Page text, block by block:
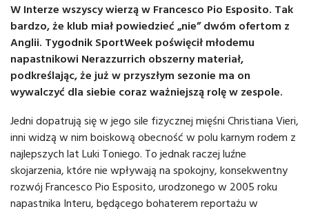
W Interze wszyscy wierzą w Francesco Pio Esposito. Tak
bardzo, że klub miał powiedzieć „nie” dwóm ofertom z
Anglii. Tygodnik SportWeek poświęcił młodemu
napastnikowi Nerazzurrich obszerny materiał,
podkreślając, że już w przyszłym sezonie ma on
wywalczyć dla siebie coraz ważniejszą rolę w zespole.
Jedni dopatrują się w jego sile fizycznej mięśni Christiana Vieri,
inni widzą w nim boiskową obecność w polu karnym rodem z
najlepszych lat Luki Toniego. To jednak raczej luźne
skojarzenia, które nie wpływają na spokojny, konsekwentny
rozwój Francesco Pio Esposito, urodzonego w 2005 roku
napastnika Interu, będącego bohaterem reportażu w